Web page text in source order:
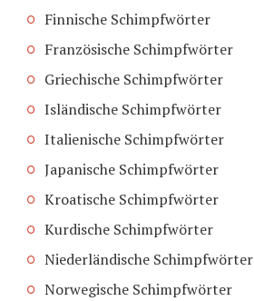
Finnische Schimpfwörter
Französische Schimpfwörter
Griechische Schimpfwörter
Isländische Schimpfwörter
Italienische Schimpfwörter
Japanische Schimpfwörter
Kroatische Schimpfwörter
Kurdische Schimpfwörter
Niederländische Schimpfwörter
Norwegische Schimpfwörter